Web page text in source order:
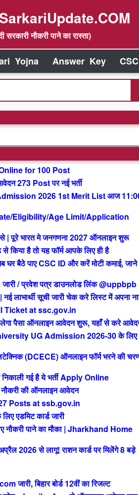
सरकारी नौकरी पाने का रास्ता)
Yojna Answer Key
for 100 Post
273 Post पर नई भर्ती
2026 1st Merit List आज
Eligibility/Age Limit/Application
| पूरे भारत मे जनगणना 2027 ऑनलाइन शुरू
है तो यह फॉर्म आपके लिए ही है
बैठे पाए CSC ID और करें मोटी कमाई,
/ प्रवेश पत्र डाउनलोड लिंक @uppbpb
सूची जारी चेक करे लिस्ट में अपना
Ticket at ssc.gov.in
पैसा ऑनलाइन आवेदन शुरू, यहाँ से करे
UG Admission 2026-30 के लिए
(DCECE) ऑनलाइन फॉर्म भरने की
गई है ये भर्ती Apply Online
की ऑनलाइन आवेदन
Posts at ssb.gov.in
एडमिट कार्ड जारी
पाने का मौका | Jharkhand Home
2026 से लागू! राशन कार्ड पर मिलेंगे 8 बड़े
बिहार बोर्ड 12वीं का रिजल्ट